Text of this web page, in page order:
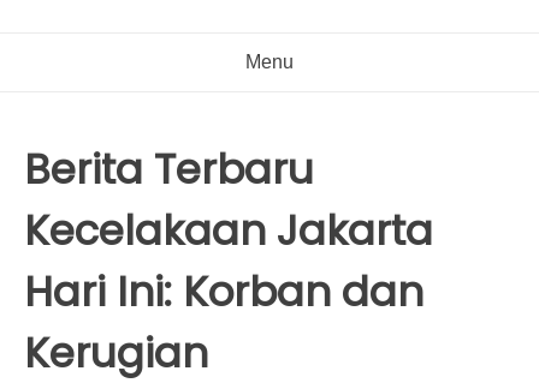
Menu
Berita Terbaru
Kecelakaan Jakarta
Hari Ini: Korban dan
Kerugian